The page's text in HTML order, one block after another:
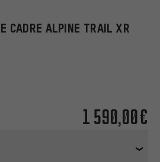
CADRE ALPINE TRAIL XR
1 590,00€